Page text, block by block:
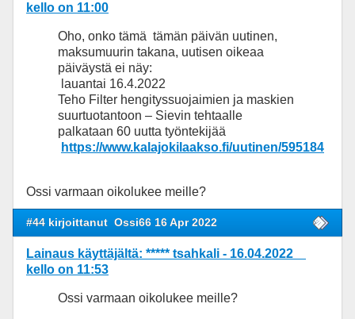
kello on 11:00
Oho, onko tämä tämän päivän uutinen,
maksumuurin takana, uutisen oikeaa
päiväystä ei näy:
lauantai 16.4.2022
Teho Filter hengityssuojaimien ja maskien
suurtuotantoon – Sievin tehtaalle
palkataan 60 uutta työntekijää
https://www.kalajokilaakso.fi/uutinen/595184
Ossi varmaan oikolukee meille?
#44 kirjoittanut Ossi66 16 Apr 2022
Lainaus käyttäjältä: ***** tsahkali - 16.04.2022
kello on 11:53
Ossi varmaan oikolukee meille?